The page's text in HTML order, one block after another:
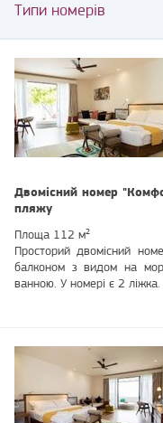
Типи номерів
Двомісний номер
пляжу
Площа 112 м²
Просторий двомісний
балконом з видом на
ванною. У номері є 2 ліжка.